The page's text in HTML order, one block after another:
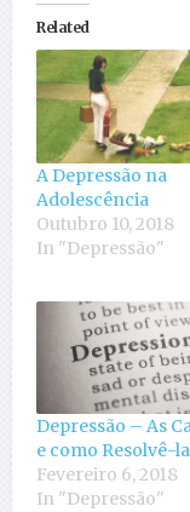
Related
A Depressão na
Adolescência
Outubro 10, 2018
In "Depressão"
Depressão – As
e como Resolvê-
Fevereiro 6, 2018
In "Depressão"